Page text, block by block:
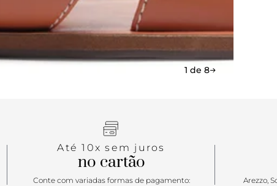
1 de 8
Até 10x sem juros
no cartão
Conte com variadas formas de pagamento:
Arezzo,